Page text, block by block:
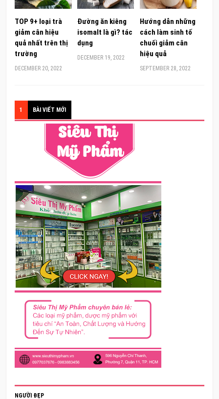
TOP 9+ loại trà
giảm cân hiệu
quả nhất trên thị
trường
DECEMBER 20, 2022
Đường ăn kiêng
isomalt là gì? tác
dụng
DECEMBER 19, 2022
Hướng dẫn những
cách làm sinh tố
chuối giảm cân
hiệu quả
SEPTEMBER 28, 2022
1 BÀI VIẾT MỚI
NGƯỜI ĐẸP